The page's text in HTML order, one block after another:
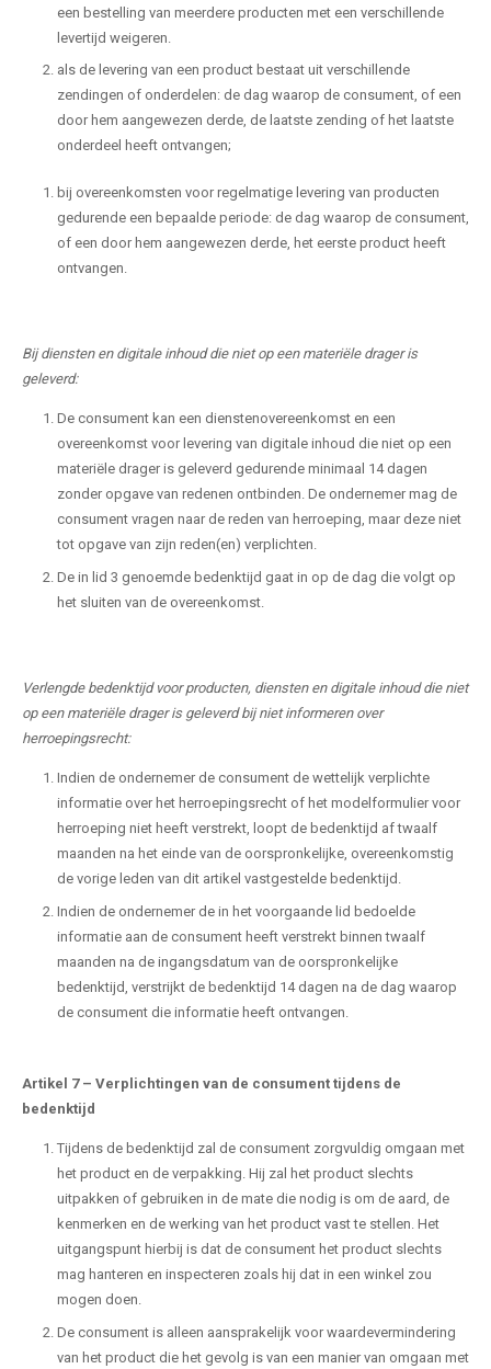
een bestelling van meerdere producten met een verschillende
levertijd weigeren.
als de levering van een product bestaat uit verschillende
zendingen of onderdelen: de dag waarop de consument, of een
door hem aangewezen derde, de laatste zending of het laatste
onderdeel heeft ontvangen;
bij overeenkomsten voor regelmatige levering van producten
gedurende een bepaalde periode: de dag waarop de consument,
of een door hem aangewezen derde, het eerste product heeft
ontvangen.
Bij diensten en digitale inhoud die niet op een materiële drager is
geleverd:
De consument kan een dienstenovereenkomst en een
overeenkomst voor levering van digitale inhoud die niet op een
materiële drager is geleverd gedurende minimaal 14 dagen
zonder opgave van redenen ontbinden. De ondernemer mag de
consument vragen naar de reden van herroeping, maar deze niet
tot opgave van zijn reden(en) verplichten.
De in lid 3 genoemde bedenktijd gaat in op de dag die volgt op
het sluiten van de overeenkomst.
Verlengde bedenktijd voor producten, diensten en digitale inhoud die niet
op een materiële drager is geleverd bij niet informeren over
herroepingsrecht:
Indien de ondernemer de consument de wettelijk verplichte
informatie over het herroepingsrecht of het modelformulier voor
herroeping niet heeft verstrekt, loopt de bedenktijd af twaalf
maanden na het einde van de oorspronkelijke, overeenkomstig
de vorige leden van dit artikel vastgestelde bedenktijd.
Indien de ondernemer de in het voorgaande lid bedoelde
informatie aan de consument heeft verstrekt binnen twaalf
maanden na de ingangsdatum van de oorspronkelijke
bedenktijd, verstrijkt de bedenktijd 14 dagen na de dag waarop
de consument die informatie heeft ontvangen.
Artikel 7 – Verplichtingen van de consument tijdens de
bedenktijd
Tijdens de bedenktijd zal de consument zorgvuldig omgaan met
het product en de verpakking. Hij zal het product slechts
uitpakken of gebruiken in de mate die nodig is om de aard, de
kenmerken en de werking van het product vast te stellen. Het
uitgangspunt hierbij is dat de consument het product slechts
mag hanteren en inspecteren zoals hij dat in een winkel zou
mogen doen.
De consument is alleen aansprakelijk voor waardevermindering
van het product die het gevolg is van een manier van omgaan met